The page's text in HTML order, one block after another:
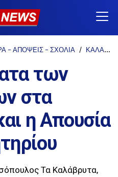
- ΑΠΟΨΕΙΣ - ΣΧΟΛΙΑ ΚΑΛΑΒΡΥΤΑ-NEWS
των
στα
η Απουσία
Τα Καλάβρυτα,